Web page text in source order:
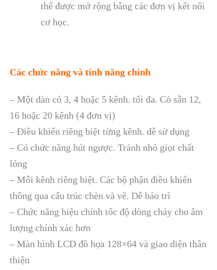
thể được mở rộng bằng các đơn vị kết nối
cơ học.
Các chức năng và tính năng chính
– Một dàn có 3, 4 hoặc 5 kênh. tối đa. Có sẵn 12,
16 hoặc 20 kênh (4 đơn vị)
– Điều khiển riêng biệt từng kênh. dễ sử dụng
– Có chức năng hút ngược. Tránh nhỏ giọt chất
lỏng
– Mỗi kênh riêng biệt. Các bộ phận điều khiển
thông qua cấu trúc chèn và vẽ. Dễ bảo trì
– Chức năng hiệu chỉnh tốc độ dòng chảy cho âm
lượng chính xác hơn
– Màn hình LCD đồ họa 128×64 và giao diện thân
thiện